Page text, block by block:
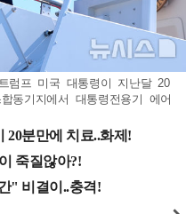
럼프 미국 대통령이 지난달 20
동기지에서 대통령전용기 에어